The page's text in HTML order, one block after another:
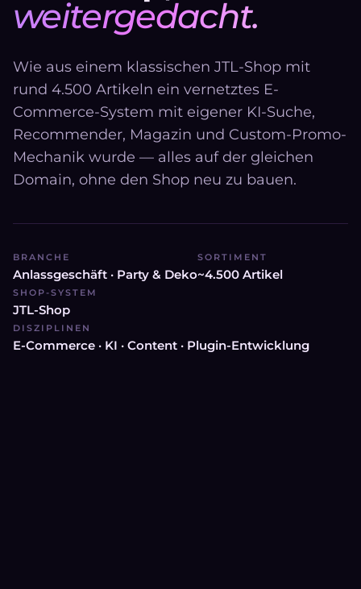
weitergedacht.
Wie aus einem klassischen JTL-Shop mit
rund 4.500 Artikeln ein vernetztes E-
Commerce-System mit eigener KI-Suche,
Recommender, Magazin und Custom-Promo-
Mechanik wurde — alles auf der gleichen
Domain, ohne den Shop neu zu bauen.
BRANCHE
Anlassgeschäft · Party & Deko
SORTIMENT
~4.500 Artikel
SHOP-SYSTEM
JTL-Shop
DISZIPLINEN
E-Commerce · KI · Content · Plugin-Entwicklung